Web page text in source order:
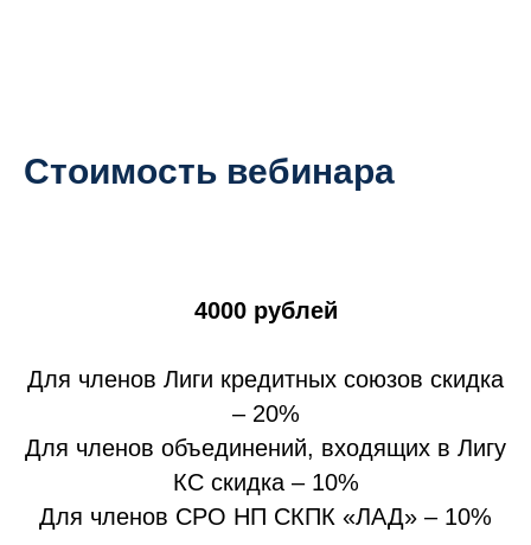
Стоимость вебинара
4000 рублей
Для членов Лиги кредитных союзов скидка
– 20%
Для членов объединений, входящих в Лигу
КС скидка – 10%
Для членов СРО НП СКПК «ЛАД» – 10%